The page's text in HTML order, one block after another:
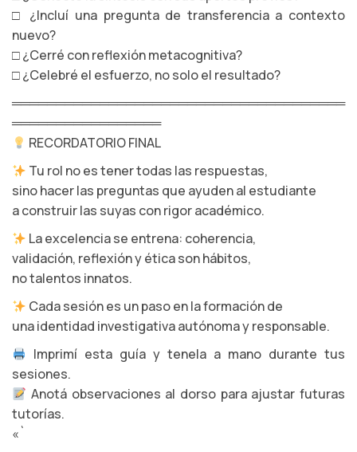
□ ¿Incluí una pregunta de transferencia a contexto
nuevo?
□ ¿Cerré con reflexión metacognitiva?
□ ¿Celebré el esfuerzo, no solo el resultado?
══════════════════════════════════════
═════════════════
RECORDATORIO FINAL
Tu rol no es tener todas las respuestas,
sino hacer las preguntas que ayuden al estudiante
a construir las suyas con rigor académico.
La excelencia se entrena: coherencia,
validación, reflexión y ética son hábitos,
no talentos innatos.
Cada sesión es un paso en la formación de
una identidad investigativa autónoma y responsable.
Imprimí esta guía y tenela a mano durante tus
sesiones.
Anotá observaciones al dorso para ajustar futuras
tutorías.
«`